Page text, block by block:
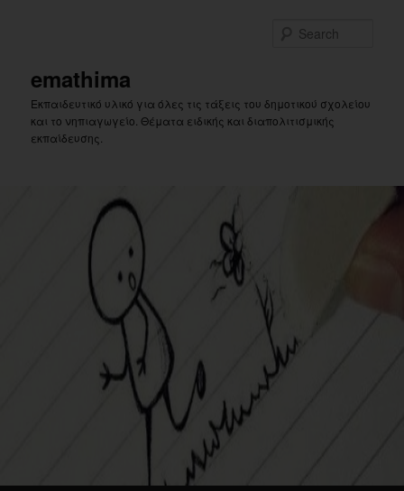
emathima
Εκπαιδευτικό υλικό για όλες τις τάξεις του δημοτικού σχολείου
και το νηπιαγωγείο. Θέματα ειδικής και διαπολιτισμικής
εκπαίδευσης.